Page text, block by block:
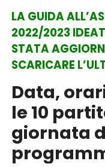
LA GUIDA
2022/2023
STATA
SCARICARE
Data,
le 10
giornata